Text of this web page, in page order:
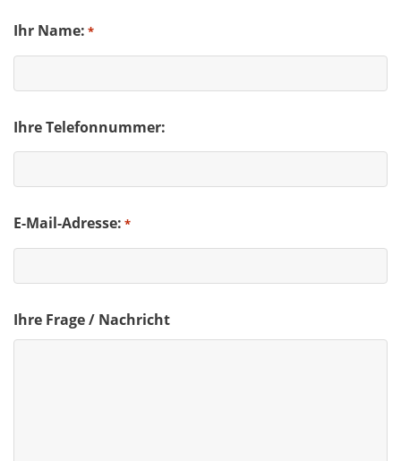
Ihr Name: *
Ihre Telefonnummer:
E-Mail-Adresse: *
Ihre Frage / Nachricht